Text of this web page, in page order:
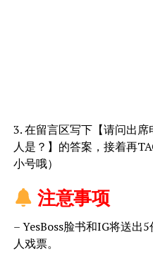
3. 在留言区写下【请问出
人是？】的答案，接着再
小号哦）
注意事项
– YesBoss脸书和IG将送出
人戏票。